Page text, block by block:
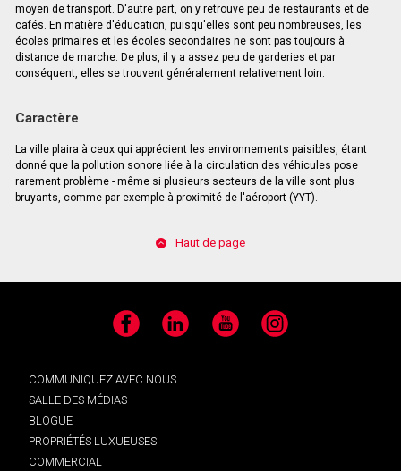
moyen de transport. D'autre part, on y retrouve peu de restaurants et de
cafés. En matière d'éducation, puisqu'elles sont peu nombreuses, les
écoles primaires et les écoles secondaires ne sont pas toujours à
distance de marche. De plus, il y a assez peu de garderies et par
conséquent, elles se trouvent généralement relativement loin.
Caractère
La ville plaira à ceux qui apprécient les environnements paisibles, étant
donné que la pollution sonore liée à la circulation des véhicules pose
rarement problème - même si plusieurs secteurs de la ville sont plus
bruyants, comme par exemple à proximité de l'aéroport (YYT).
Haut de page
Facebook LinkedIn YouTube Instagram
COMMUNIQUEZ AVEC NOUS
SALLE DES MÉDIAS
BLOGUE
PROPRIÉTÉS LUXUEUSES
COMMERCIAL